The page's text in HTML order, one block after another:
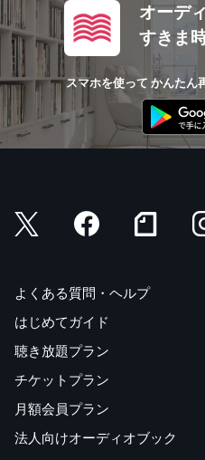
オーデ
すきま
スマホを使って かんたん
よくある質問・ヘルプ
はじめてガイド
聴き放題プラン
チケットプラン
月額会員プラン
法人向けオーディオブック